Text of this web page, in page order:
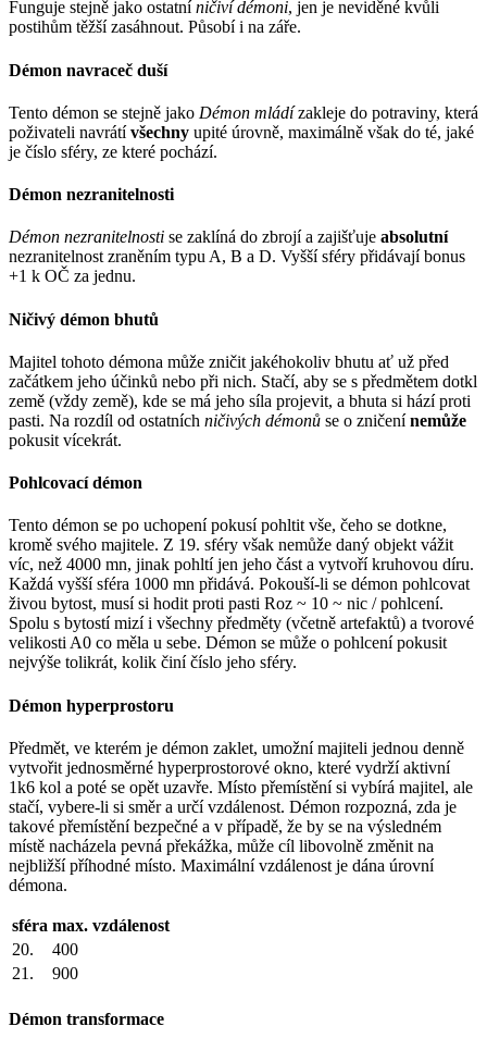
Funguje stejně jako ostatníničiví démoni, jen je neviděné kvůli
postihům těžší zasáhnout. Působí i na záře.
Démon navraceč duší
Tento démon se stejně jako Démon mládízakleje do potraviny, která
poživateli navrátívšechny upité úrovně, maximálně však do té, jaké
je číslo sféry, ze které pochází.
Démon nezranitelnosti
Démon nezranitelnosti se zaklíná do zbrojí a zajišťuje absolutní
nezranitelnost zraněním typu A, B a D. Vyšší sféry přidávají bonus
+1 k OČ za jednu.
Ničivý démon bhutů
Majitel tohoto démona může zničit jakéhokoliv bhutu ať už před
začátkem jeho účinků nebo při nich. Stačí, aby se s předmětem dotkl
země (vždy země), kde se má jeho síla projevit, a bhuta si hází proti
pasti. Na rozdíl od ostatních ničivých démonů se o zničenínemůže
pokusit vícekrát.
Pohlcovací démon
Tento démon se po uchopení pokusí pohltit vše, čeho se dotkne,
kromě svého majitele. Z 19. sféry však nemůže daný objekt vážit
víc, než 4000 mn, jinak pohltí jen jeho část a vytvoří kruhovou díru.
Každá vyšší sféra 1000 mn přidává. Pokouší-li se démon pohlcovat
živou bytost, musí si hodit proti pasti Roz ~ 10 ~ nic / pohlcení.
Spolu s bytostí mizí i všechny předměty (včetně artefaktů) a tvorové
velikosti A0 co měla u sebe. Démon se může o pohlcení pokusit
nejvýše tolikrát, kolik činí číslo jeho sféry.
Démon hyperprostoru
Předmět, ve kterém je démon zaklet, umožní majiteli jednou denně
vytvořit jednosměrné hyperprostorové okno, které vydrží aktivní
1k6 kol a poté se opět uzavře. Místo přemístění si vybírá majitel, ale
stačí, vybere-li si směr a určí vzdálenost. Démon rozpozná, zda je
takové přemístění bezpečné a v případě, že by se na výsledném
místě nacházela pevná překážka, může cíl libovolně změnit na
nejbližší příhodné místo. Maximální vzdálenost je dána úrovní
démona.
sféra max. vzdálenost
20.
400
21.
900
Démon transformace